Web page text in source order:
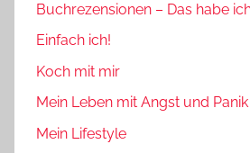
Buchrezensionen – Das habe
Einfach ich!
Koch mit mir
Mein Leben mit Angst und Panik
Mein Lifestyle